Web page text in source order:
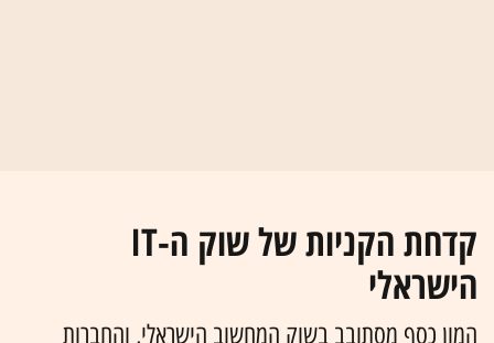
קדחת הקניות של שוק ה-IT
הישראלי
המון כסף מסתובב בשוק המחשוב הישראלי, והחברות